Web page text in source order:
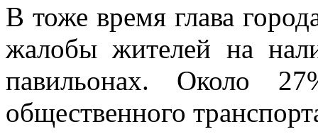
В тоже время глава
жалобы жителей на
павильонах. Около
общественного